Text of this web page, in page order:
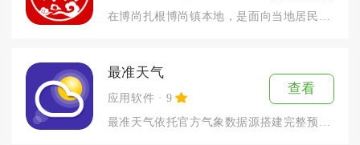
最准天气
应用软件 9
查看